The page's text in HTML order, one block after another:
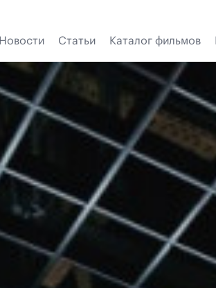
Новости Статьи Каталог фильмов